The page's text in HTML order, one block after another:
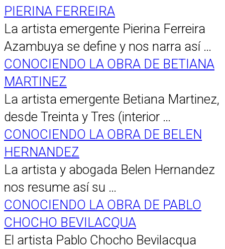
PIERINA FERREIRA
La artista emergente Pierina Ferreira
Azambuya se define y nos narra así …
CONOCIENDO LA OBRA DE BETIANA
MARTINEZ
La artista emergente Betiana Martinez,
desde Treinta y Tres (interior …
CONOCIENDO LA OBRA DE BELEN
HERNANDEZ
La artista y abogada Belen Hernandez
nos resume así su …
CONOCIENDO LA OBRA DE PABLO
CHOCHO BEVILACQUA
El artista Pablo Chocho Bevilacqua